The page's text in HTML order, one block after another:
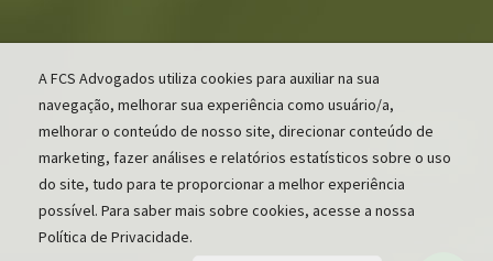
A FCS Advogados utiliza cookies para auxiliar na sua
navegação, melhorar sua experiência como usuário/a,
melhorar o conteúdo de nosso site, direcionar conteúdo de
marketing, fazer análises e relatórios estatísticos sobre o uso
do site, tudo para te proporcionar a melhor experiência
possível. Para saber mais sobre cookies, acesse a nossa
Política de Privacidade.